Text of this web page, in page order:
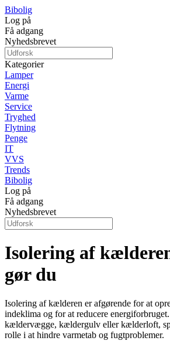
Bibolig
Log på
Få adgang
Nyhedsbrevet
Kategorier
Lamper
Energi
Varme
Service
Tryghed
Flytning
Penge
IT
VVS
Trends
Bibolig
Log på
Få adgang
Nyhedsbrevet
Isolering af
gør du
Isolering af kælderen er afgørende for at
indeklima og for at reducere
kældervægge, kældergulv eller kælderloft,
rolle i at hindre varmetab og fugtproblemer.